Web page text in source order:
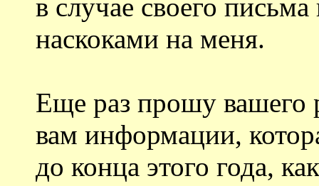
в случае своего
наскоками на меня.
Еще раз прошу вашего
вам информации,
до конца этого года,